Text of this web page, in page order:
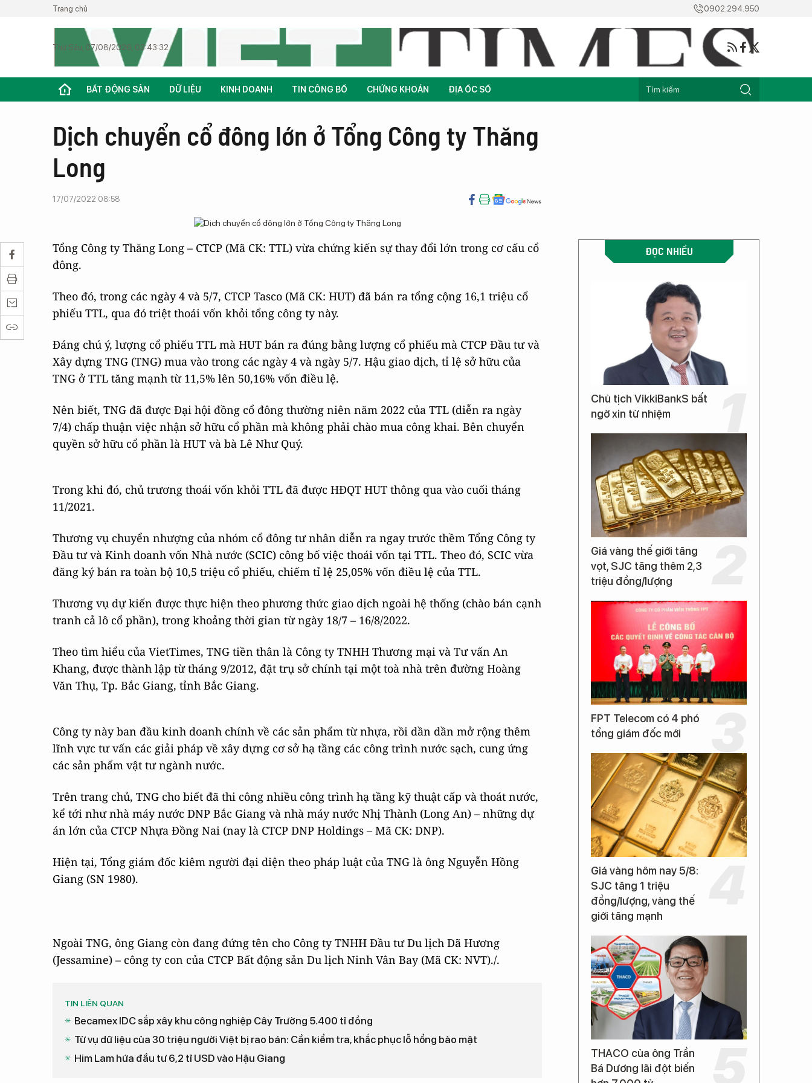
Trang chủ 0902.294.950
Thứ Sáu, 07/08/2026, 03:43:32
BẤT ĐỘNG SẢN DỮ LIỆU KINH DOANH TIN CÔNG BỐ CHỨNG KHOÁN ĐỊA ỐC SỐ
Dịch chuyển cổ đông lớn ở Tổng Công ty Thăng
Long
17/07/2022 08:58
Tổng Công ty Thăng Long – CTCP (Mã CK: TTL) vừa chứng kiến sự thay đổi lớn trong cơ cấu cổ
đông.
Theo đó, trong các ngày 4 và 5/7, CTCP Tasco (Mã CK: HUT) đã bán ra tổng cộng 16,1 triệu cổ
phiếu TTL, qua đó triệt thoái vốn khỏi tổng công ty này.
Đáng chú ý, lượng cổ phiếu TTL mà HUT bán ra đúng bằng lượng cổ phiếu mà CTCP Đầu tư và
Xây dựng TNG (TNG) mua vào trong các ngày 4 và ngày 5/7. Hậu giao dịch, tỉ lệ sở hữu của
TNG ở TTL tăng mạnh từ 11,5% lên 50,16% vốn điều lệ.
Nên biết, TNG đã được Đại hội đồng cổ đông thường niên năm 2022 của TTL (diễn ra ngày
7/4) chấp thuận việc nhận sở hữu cổ phần mà không phải chào mua công khai. Bên chuyển
quyền sở hữu cổ phần là HUT và bà Lê Như Quý.
Trong khi đó, chủ trương thoái vốn khỏi TTL đã được HĐQT HUT thông qua vào cuối tháng
11/2021.
Thương vụ chuyển nhượng của nhóm cổ đông tư nhân diễn ra ngay trước thềm Tổng Công ty
Đầu tư và Kinh doanh vốn Nhà nước (SCIC) công bố việc thoái vốn tại TTL. Theo đó, SCIC vừa
đăng ký bán ra toàn bộ 10,5 triệu cổ phiếu, chiếm tỉ lệ 25,05% vốn điều lệ của TTL.
Thương vụ dự kiến được thực hiện theo phương thức giao dịch ngoài hệ thống (chào bán cạnh
tranh cả lô cổ phần), trong khoảng thời gian từ ngày 18/7 – 16/8/2022.
Theo tìm hiểu của VietTimes, TNG tiền thân là Công ty TNHH Thương mại và Tư vấn An
Khang, được thành lập từ tháng 9/2012, đặt trụ sở chính tại một toà nhà trên đường Hoàng
Văn Thụ, Tp. Bắc Giang, tỉnh Bắc Giang.
Công ty này ban đầu kinh doanh chính về các sản phẩm từ nhựa, rồi dần dần mở rộng thêm
lĩnh vực tư vấn các giải pháp về xây dựng cơ sở hạ tầng các công trình nước sạch, cung ứng
các sản phẩm vật tư ngành nước.
Trên trang chủ, TNG cho biết đã thi công nhiều công trình hạ tầng kỹ thuật cấp và thoát nước,
kể tới như nhà máy nước DNP Bắc Giang và nhà máy nước Nhị Thành (Long An) – những dự
án lớn của CTCP Nhựa Đồng Nai (nay là CTCP DNP Holdings – Mã CK: DNP).
Hiện tại, Tổng giám đốc kiêm người đại diện theo pháp luật của TNG là ông Nguyễn Hồng
Giang (SN 1980).
Ngoài TNG, ông Giang còn đang đứng tên cho Công ty TNHH Đầu tư Du lịch Dã Hương
(Jessamine) – công ty con của CTCP Bất động sản Du lịch Ninh Vân Bay (Mã CK: NVT)./.
TIN LIÊN QUAN
Becamex IDC sắp xây khu công nghiệp Cây Trường 5.400 tỉ đồng
Từ vụ dữ liệu của 30 triệu người Việt bị rao bán: Cần kiểm tra, khắc phục lỗ hổng bảo mật
Him Lam hứa đầu tư 6,2 tỉ USD vào Hậu Giang
ĐỌC NHIỀU
Chủ tịch VikkiBankS bất
ngờ xin từ nhiệm
Giá vàng thế giới tăng
vọt, SJC tăng thêm 2,3
triệu đồng/lượng
FPT Telecom có 4 phó
tổng giám đốc mới
Giá vàng hôm nay 5/8:
SJC tăng 1 triệu
đồng/lượng, vàng thế
giới tăng mạnh
THACO của ông Trần
Bá Dương lãi đột biến